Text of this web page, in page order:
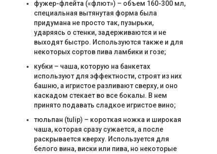
фужер-флейта («флют») – объем 160-300 мл,
специальная вытянутая форма была
придумана не просто так, пузырьки,
ударяясь о стенки, задерживаются и не
выходят быстро. Используются также и для
некоторых сортов пива ламбики и гозе;
кубки – чаша, которую на банкетах
используют для эффектности, строят из них
башню, а игристое разливают сверху, и оно
каскадом стекает во все бокалы. В нем
принято подавать сладкое игристое вино;
тюльпан (tulip) – короткая ножка и широкая
чаша, которая сразу сужается, а после
раскрывается кверху. Используется для
белого вина, виски или пива, но некоторые